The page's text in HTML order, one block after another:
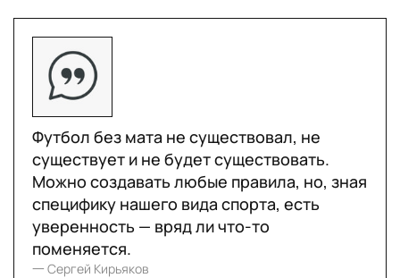
Футбол без мата не существовал, не
существует и не будет существовать.
Можно создавать любые правила, но, зная
специфику нашего вида спорта, есть
уверенность — вряд ли что-то
поменяется.
一 Сергей Кирьяков